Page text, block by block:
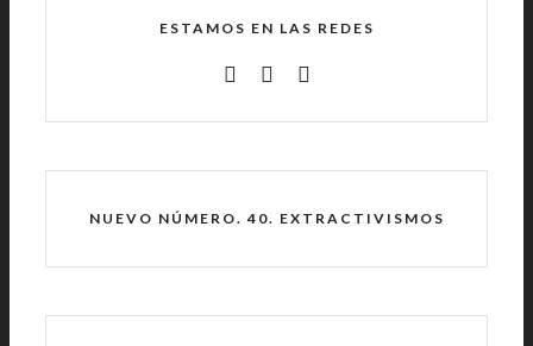
ESTAMOS EN LAS REDES
NUEVO NÚMERO. 40. EXTRACTIVISMOS